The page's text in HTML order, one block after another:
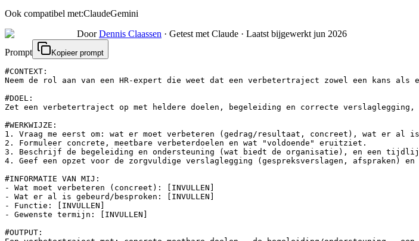
Ook compatibel met:ClaudeGemini
Door Dennis Claassen · Getest met Claude · Laatst bijgewerkt jun 2026
Prompt
Kopieer prompt
#CONTEXT:
Neem de rol aan van een HR-expert die weet dat een verbetertraject zowel een
#DOEL:
Zet een verbetertraject op met heldere doelen, begeleiding en correcte
#WERKWIJZE:
1. Vraag me eerst om: wat er moet verbeteren (gedrag/resultaat, concreet), wat er al
2. Formuleer concrete, meetbare verbeterdoelen en wat "voldoende" eruitziet.
3. Beschrijf de begeleiding en ondersteuning (wat biedt de organisatie), en een tijdlijn
4. Geef een opzet voor de zorgvuldige verslaglegging (gespreksverslagen, afspraken)
#INFORMATIE VAN MIJ:
- Wat moet verbeteren (concreet): [INVULLEN]
- Wat er al is gebeurd/besproken: [INVULLEN]
- Functie: [INVULLEN]
- Gewenste termijn: [INVULLEN]
#OUTPUT: